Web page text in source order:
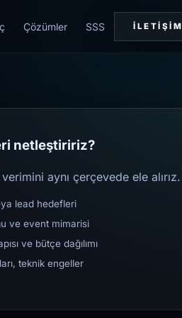
Çözümler SSS İLETIŞIM
netleştiririz?
aynı çerçevede ele alırız.
lead hedefleri
ve event mimarisi
ve bütçe dağılımı
teknik engeller